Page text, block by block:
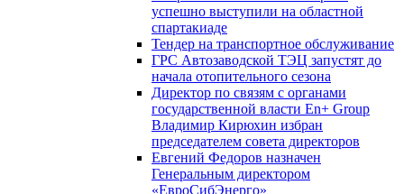
успешно выступили на областной
спартакиаде
Тендер на транспортное обслуживание
ГРС Автозаводской ТЭЦ запустят до
начала отопительного сезона
Директор по связям с органами
государственной власти En+ Group
Владимир Кирюхин избран
председателем совета директоров
Евгений Федоров назначен
Генеральным директором
«ЕвроСибЭнерго»